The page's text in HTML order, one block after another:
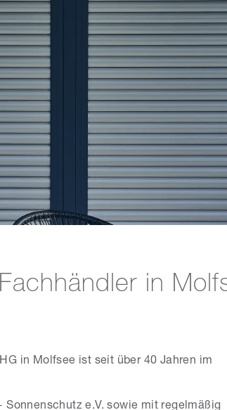
in
in Molfsee ist seit über 40 Jahren im
e.V. sowie mit regelmäßig